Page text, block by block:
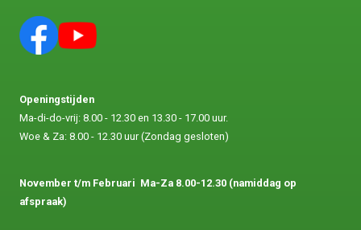
Openingstijden
Ma-di-do-vrij: 8.00 - 12.30 en 13.30 - 17.00 uur.
Woe & Za: 8.00 - 12.30 uur (Zondag gesloten)
November t/m Februari Ma-Za 8.00-12.30 (namiddag op
afspraak)